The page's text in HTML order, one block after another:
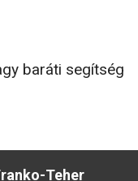
baráti segítség
Teher